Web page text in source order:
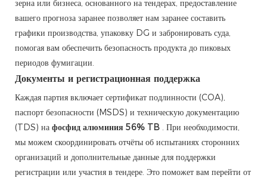
зерна или бизнеса, основанного на тендерах, предоставление
вашего прогноза заранее позволяет нам заранее составить
графики производства, упаковку DG и забронировать суда,
помогая вам обеспечить безопасность продукта до пиковых
периодов фумигации.
Документы и регистрационная поддержка
Каждая партия включает сертификат подлинности (COA),
паспорт безопасности (MSDS) и техническую документацию
(TDS) на фосфид алюминия 56% TB . При необходимости,
мы можем скоординировать отчёты об испытаниях сторонних
организаций и дополнительные данные для поддержки
регистрации или участия в тендере. Это поможет вам перейти от